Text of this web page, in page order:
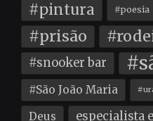
#pintura #poesia
#prisão
#snooker bar
#São João Maria
Deus especialista